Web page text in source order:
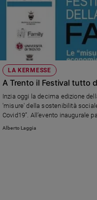
LA KERMESSE
A Trento il Festival tutto
Inzia oggi la decima edizione
'misure' della sostenibilità
Covid19”. All’evento inaugurale
Bonetti.
Alberto Laggia